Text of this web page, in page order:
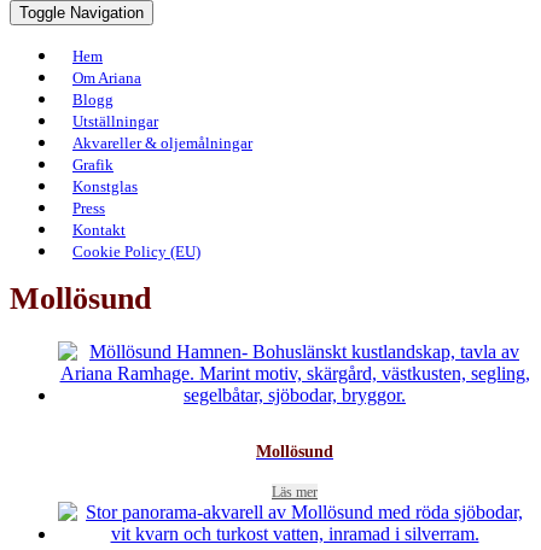
Toggle Navigation
Hem
Om Ariana
Blogg
Utställningar
Akvareller & oljemålningar
Grafik
Konstglas
Press
Kontakt
Cookie Policy (EU)
Mollösund
Mollösund
Läs mer